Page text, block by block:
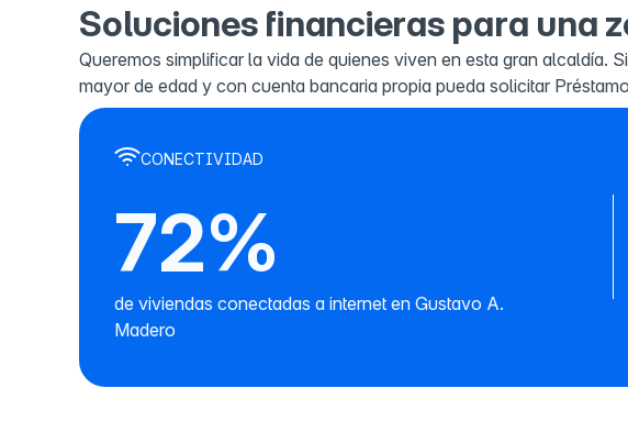
Soluciones financieras para una
Queremos simplificar la vida de quienes viven en esta gran alcaldía.
mayor de edad y con cuenta bancaria propia pueda solicitar
CONECTIVIDAD
72%
de viviendas conectadas a internet en Gustavo A.
Madero